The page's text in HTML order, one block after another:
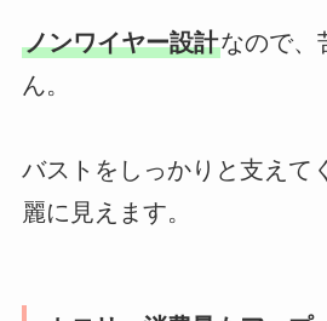
ノンワイヤー設計なので、
ん。
バストをしっかりと支えて
麗に見えます。